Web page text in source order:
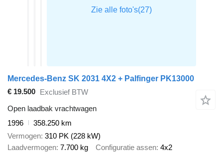
Mercedes-Benz SK 2031 4X2 + Palfinger PK13000
€ 19.500 Exclusief BTW
Open laadbak vrachtwagen
1996
358.250 km
Vermogen 310 PK (228 kW)
Laadvermogen 7.700 kg Configuratie assen 4x2